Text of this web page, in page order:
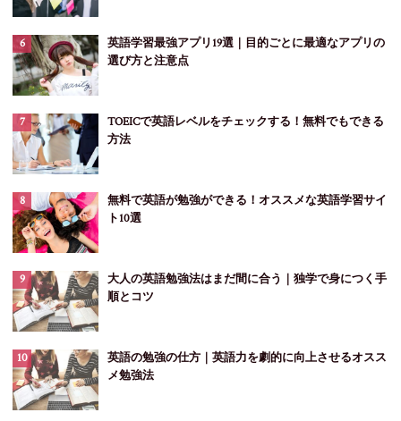
英語学習最強アプリ19選｜目的ごとに最適なアプリの
選び方と注意点
TOEICで英語レベルをチェックする！無料でもできる
方法
無料で英語が勉強ができる！オススメな英語学習サイ
ト10選
大人の英語勉強法はまだ間に合う｜独学で身につく手
順とコツ
英語の勉強の仕方｜英語力を劇的に向上させるオスス
メ勉強法